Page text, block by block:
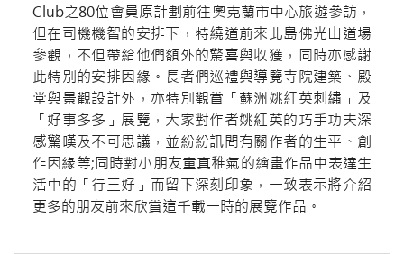
Club之80位會員原計劃前往奧克蘭市中心旅遊參訪，
但在司機機智的安排下，特繞道前來北島佛光山道場
參觀，不但帶給他們額外的驚喜與收獲，同時亦感謝
此特別的安排因緣。長者們巡禮與導覽寺院建築、殿
堂與景觀設計外，亦特別觀賞「蘇洲姚紅英刺繡」及
「好事多多」展覽，大家對作者姚紅英的巧手功夫深
感驚嘆及不可思議，並紛紛訊問有關作者的生平、創
作因緣等;同時對小朋友童真稚氣的繪畫作品中表達生
活中的「行三好」而留下深刻印象，一致表示將介紹
更多的朋友前來欣賞這千載一時的展覽作品。